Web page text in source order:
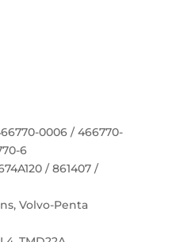
0006 / 466770-
6
/ 861407 /
Volvo-Penta